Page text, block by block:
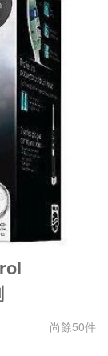
尚餘50件